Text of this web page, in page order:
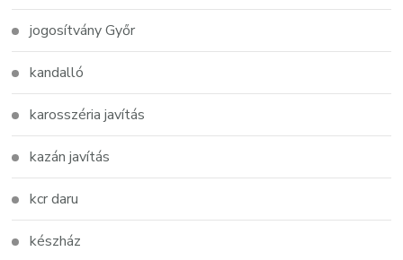
jogosítvány Győr
kandalló
karosszéria javítás
kazán javítás
kcr daru
készház